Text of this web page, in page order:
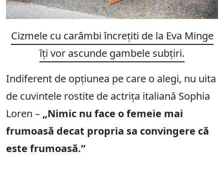
Cizmele cu carâmbi încrețiti de la Eva Minge
îți vor ascunde gambele subțiri.
Indiferent de opțiunea pe care o alegi, nu uita
de cuvintele rostite de actrița italiană Sophia
Loren – „Nimic nu face o femeie mai
frumoasă decat propria sa convingere că
este frumoasă.”